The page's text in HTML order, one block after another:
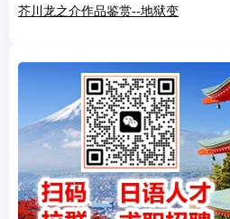
芥川龙之介作品鉴赏--地狱变